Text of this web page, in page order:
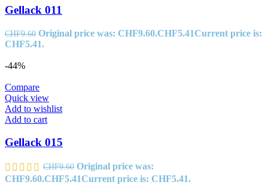
Gellack 011
CHF9.60 Original price was: CHF9.60.CHF5.41Current price is:
CHF5.41.
-44%
Compare
Quick view
Add to wishlist
Add to cart
Gellack 015
CHF9.60 Original price was:
CHF9.60.CHF5.41Current price is: CHF5.41.